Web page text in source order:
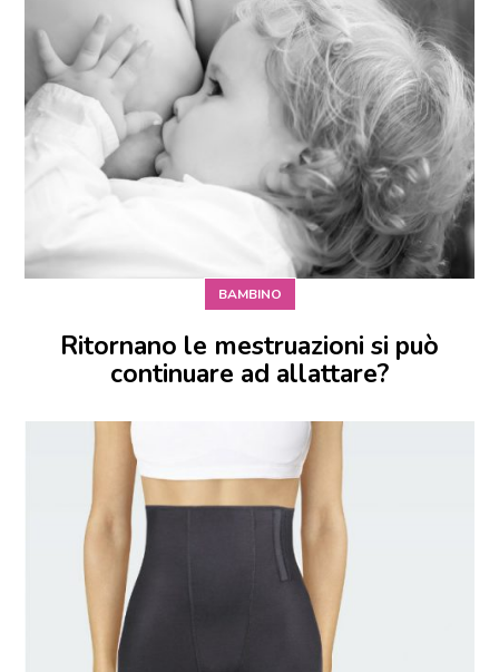
BAMBINO
Ritornano le mestruazioni si può
continuare ad allattare?